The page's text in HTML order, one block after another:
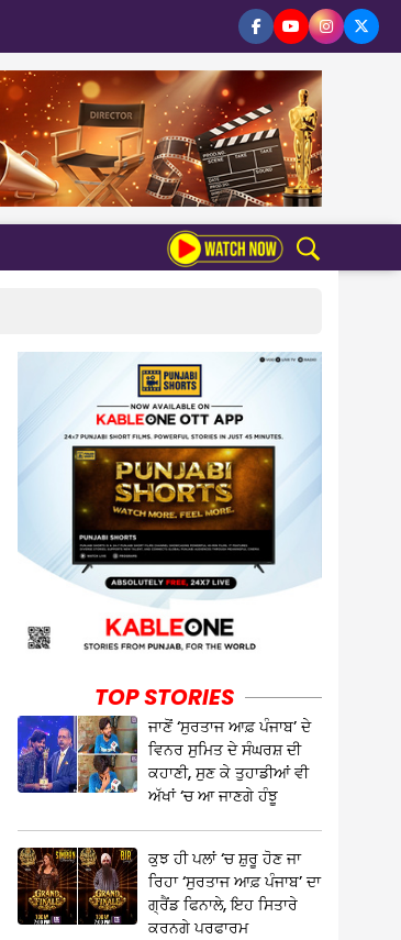
TOP STORIES
ਜਾਣੋਂ ‘ਸੁਰਤਾਜ ਆਫ਼ ਪੰਜਾਬ’ ਦੇ
ਵਿਨਰ ਸੁਮਿਤ ਦੇ ਸੰਘਰਸ਼ ਦੀ
ਕਹਾਣੀ, ਸੁਣ ਕੇ ਤੁਹਾਡੀਆਂ ਵੀ
ਅੱਖਾਂ ‘ਚ ਆ ਜਾਣਗੇ ਹੰਝੂ
ਕੁਝ ਹੀ ਪਲਾਂ ‘ਚ ਸ਼ੁਰੂ ਹੋਣ ਜਾ
ਰਿਹਾ ‘ਸੁਰਤਾਜ ਆਫ਼ ਪੰਜਾਬ’ ਦਾ
ਗ੍ਰੈਂਡ ਫਿਨਾਲੇ, ਇਹ ਸਿਤਾਰੇ
ਕਰਨਗੇ ਪਰਫਾਰਮ